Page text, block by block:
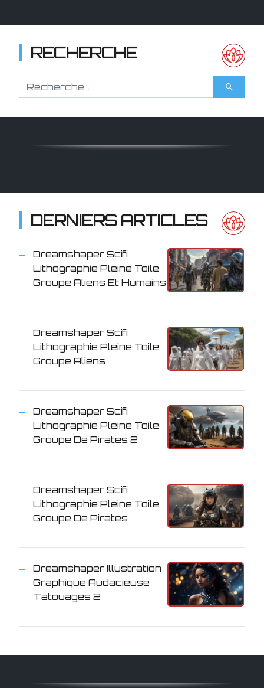
RECHERCHE
DERNIERS ARTICLES
Dreamshaper Scifi
Lithographie Pleine Toile
Groupe Aliens Et Humains
Dreamshaper Scifi
Lithographie Pleine Toile
Groupe Aliens
Dreamshaper Scifi
Lithographie Pleine Toile
Groupe De Pirates 2
Dreamshaper Scifi
Lithographie Pleine Toile
Groupe De Pirates
Dreamshaper Illustration
Graphique Audacieuse
Tatouages 2